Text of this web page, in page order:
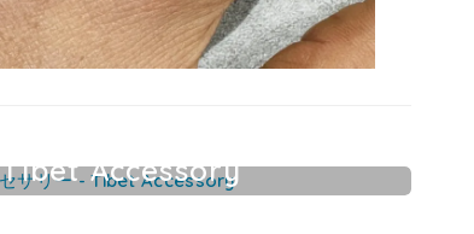
Tibet Accessory